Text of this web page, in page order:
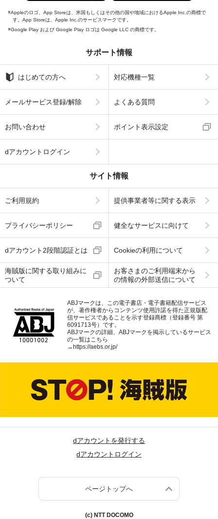
Appleのロゴ、App Storeは、米国もしくはその他の国や地域におけるApple Inc.の商標で
す。App Storeは、Apple Inc.のサービスマークです。
Google Play および Google Play ロゴは Google LLC の商標です。
サポート情報
はじめての方へ 対応機種一覧
メールサービス登録/解除 よくある質問
お問い合わせ ポイント表示設定
dアカウントログイン
サイト情報
ご利用規約 提供事業者等に関する表示
プライバシーポリシー 健全なサービスに向けて
dアカウント2段階認証とは Cookieの利用について
海賊版に関する取り組みに
ついて
お客さまのご利用端末から
の情報の外部送信について
ABJマークは、この電子書店・電子書籍配信サービス
が、著作権者からコンテンツ使用許諾を得た正規版配
信サービスであることを示す登録商標（登録番号 第
6091713号）です。
ABJマークの詳細、ABJマークを掲示しているサービス
の一覧はこちら
→ https://aebs.or.jp/
dアカウントを発行する
dアカウントログイン
ページトップへ
(c) NTT DOCOMO